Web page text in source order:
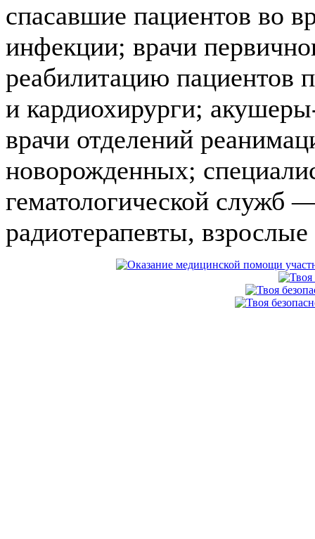
спасавшие пациентов во
инфекции; врачи
реабилитацию пациентов
и кардиохирурги;
врачи отделений
новорожденных;
гематологической служб
радиотерапевты,